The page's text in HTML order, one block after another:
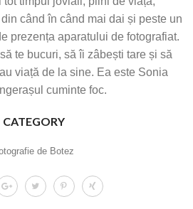
când în când mai dai și peste un
prezența aparatului de fotografiat.
te bucuri, să îi zâbești tare și să
viață de la sine. Ea este Sonia
cuminte foc.
CATEGORY
de Botez